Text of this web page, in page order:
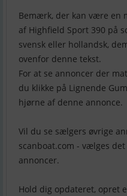
Bemærk, der kan være en
af Highfield Sport 390 på
svensk eller hollandsk,
ovenfor denne tekst.
For at se annoncer der
du klikke på Lignende
hjørne af denne annonce.
Vil du se sælgers øvrige
scanboat.com - vælges
annoncer.
Hold dig opdateret, opret